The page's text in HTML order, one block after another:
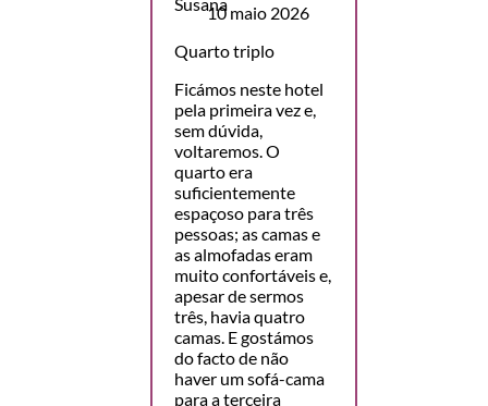
10 maio 2026
Quarto triplo
Ficámos neste hotel
pela primeira vez e,
sem dúvida,
voltaremos. O
quarto era
suficientemente
espaçoso para três
pessoas; as camas e
as almofadas eram
muito confortáveis e,
apesar de sermos
três, havia quatro
camas. E gostámos
do facto de não
haver um sofá-cama
para a terceira